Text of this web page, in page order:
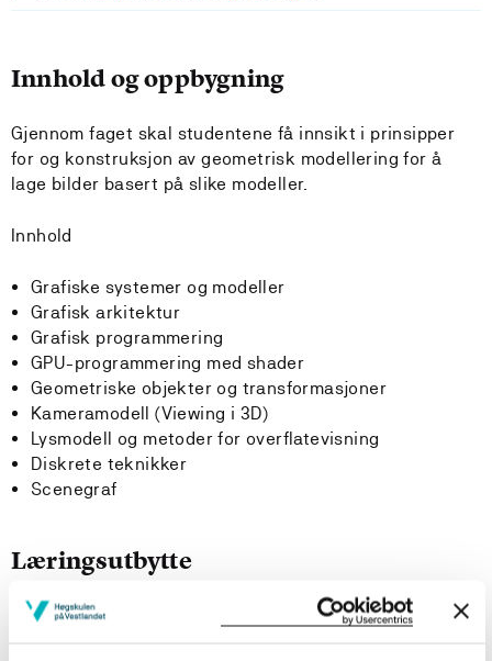
Innhold og oppbygning
Gjennom faget skal studentene få innsikt i prinsipper
for og konstruksjon av geometrisk modellering for å
lage bilder basert på slike modeller.
Innhold
Grafiske systemer og modeller
Grafisk arkitektur
Grafisk programmering
GPU-programmering med shader
Geometriske objekter og transformasjoner
Kameramodell (Viewing i 3D)
Lysmodell og metoder for overflatevisning
Diskrete teknikker
Scenegraf
Læringsutbytte
Etter å ha fullført dette emnet skal studenten kunne: